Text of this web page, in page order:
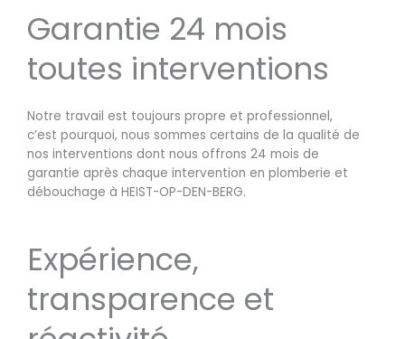
Garantie 24 mois
toutes interventions
Notre travail est toujours propre et professionnel,
c’est pourquoi, nous sommes certains de la qualité de
nos interventions dont nous offrons 24 mois de
garantie après chaque intervention en plomberie et
débouchage à HEIST-OP-DEN-BERG.
Expérience,
transparence et